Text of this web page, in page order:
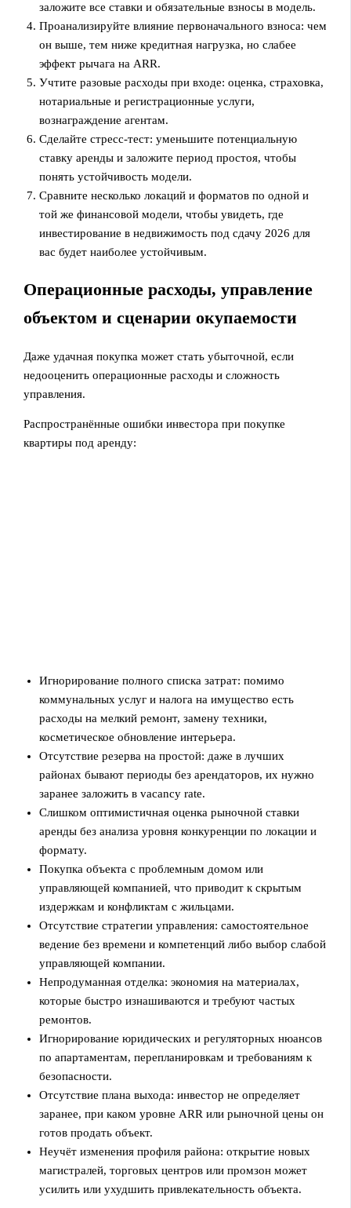
заложите все ставки и обязательные взносы в модель.
Проанализируйте влияние первоначального взноса: чем
он выше, тем ниже кредитная нагрузка, но слабее
эффект рычага на ARR.
Учтите разовые расходы при входе: оценка, страховка,
нотариальные и регистрационные услуги,
вознаграждение агентам.
Сделайте стресс‑тест: уменьшите потенциальную
ставку аренды и заложите период простоя, чтобы
понять устойчивость модели.
Сравните несколько локаций и форматов по одной и
той же финансовой модели, чтобы увидеть, где
инвестирование в недвижимость под сдачу 2026 для
вас будет наиболее устойчивым.
Операционные расходы, управление
объектом и сценарии окупаемости
Даже удачная покупка может стать убыточной, если
недооценить операционные расходы и сложность
управления.
Распространённые ошибки инвестора при покупке
квартиры под аренду:
Игнорирование полного списка затрат: помимо
коммунальных услуг и налога на имущество есть
расходы на мелкий ремонт, замену техники,
косметическое обновление интерьера.
Отсутствие резерва на простой: даже в лучших
районах бывают периоды без арендаторов, их нужно
заранее заложить в vacancy rate.
Слишком оптимистичная оценка рыночной ставки
аренды без анализа уровня конкуренции по локации и
формату.
Покупка объекта с проблемным домом или
управляющей компанией, что приводит к скрытым
издержкам и конфликтам с жильцами.
Отсутствие стратегии управления: самостоятельное
ведение без времени и компетенций либо выбор слабой
управляющей компании.
Непродуманная отделка: экономия на материалах,
которые быстро изнашиваются и требуют частых
ремонтов.
Игнорирование юридических и регуляторных нюансов
по апартаментам, перепланировкам и требованиям к
безопасности.
Отсутствие плана выхода: инвестор не определяет
заранее, при каком уровне ARR или рыночной цены он
готов продать объект.
Неучёт изменения профиля района: открытие новых
магистралей, торговых центров или промзон может
усилить или ухудшить привлекательность объекта.